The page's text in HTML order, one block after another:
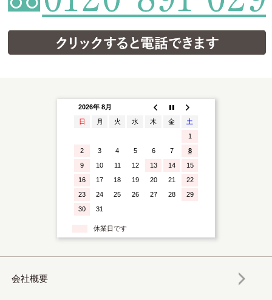
2026年 8月
日
月 火 水 木 金
土
1
2
3 4 5 6 7
8
9
10 11 12 13 14
15
16
17 18 19 20 21
22
23
24 25 26 27 28
29
30
31
休業日です
会社概要